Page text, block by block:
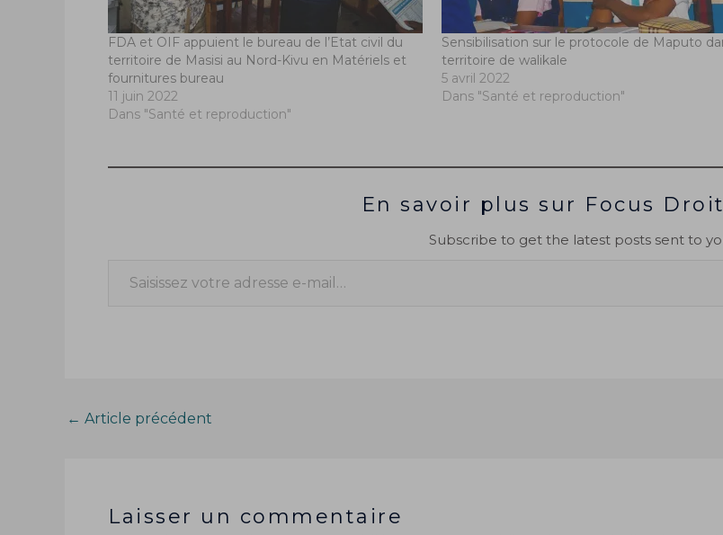
FDA et OIF appuient le bureau de l’Etat civil du
territoire de Masisi au Nord-Kivu en Matériels et
fournitures bureau
11 juin 2022
Dans "Santé et reproduction"
Sensibilisation sur le protocole de Maputo
territoire de walikale
5 avril 2022
Dans "Santé et reproduction"
En savoir plus sur Focus
Subscribe to get the latest posts sent to
← Article précédent
Laisser un commentaire